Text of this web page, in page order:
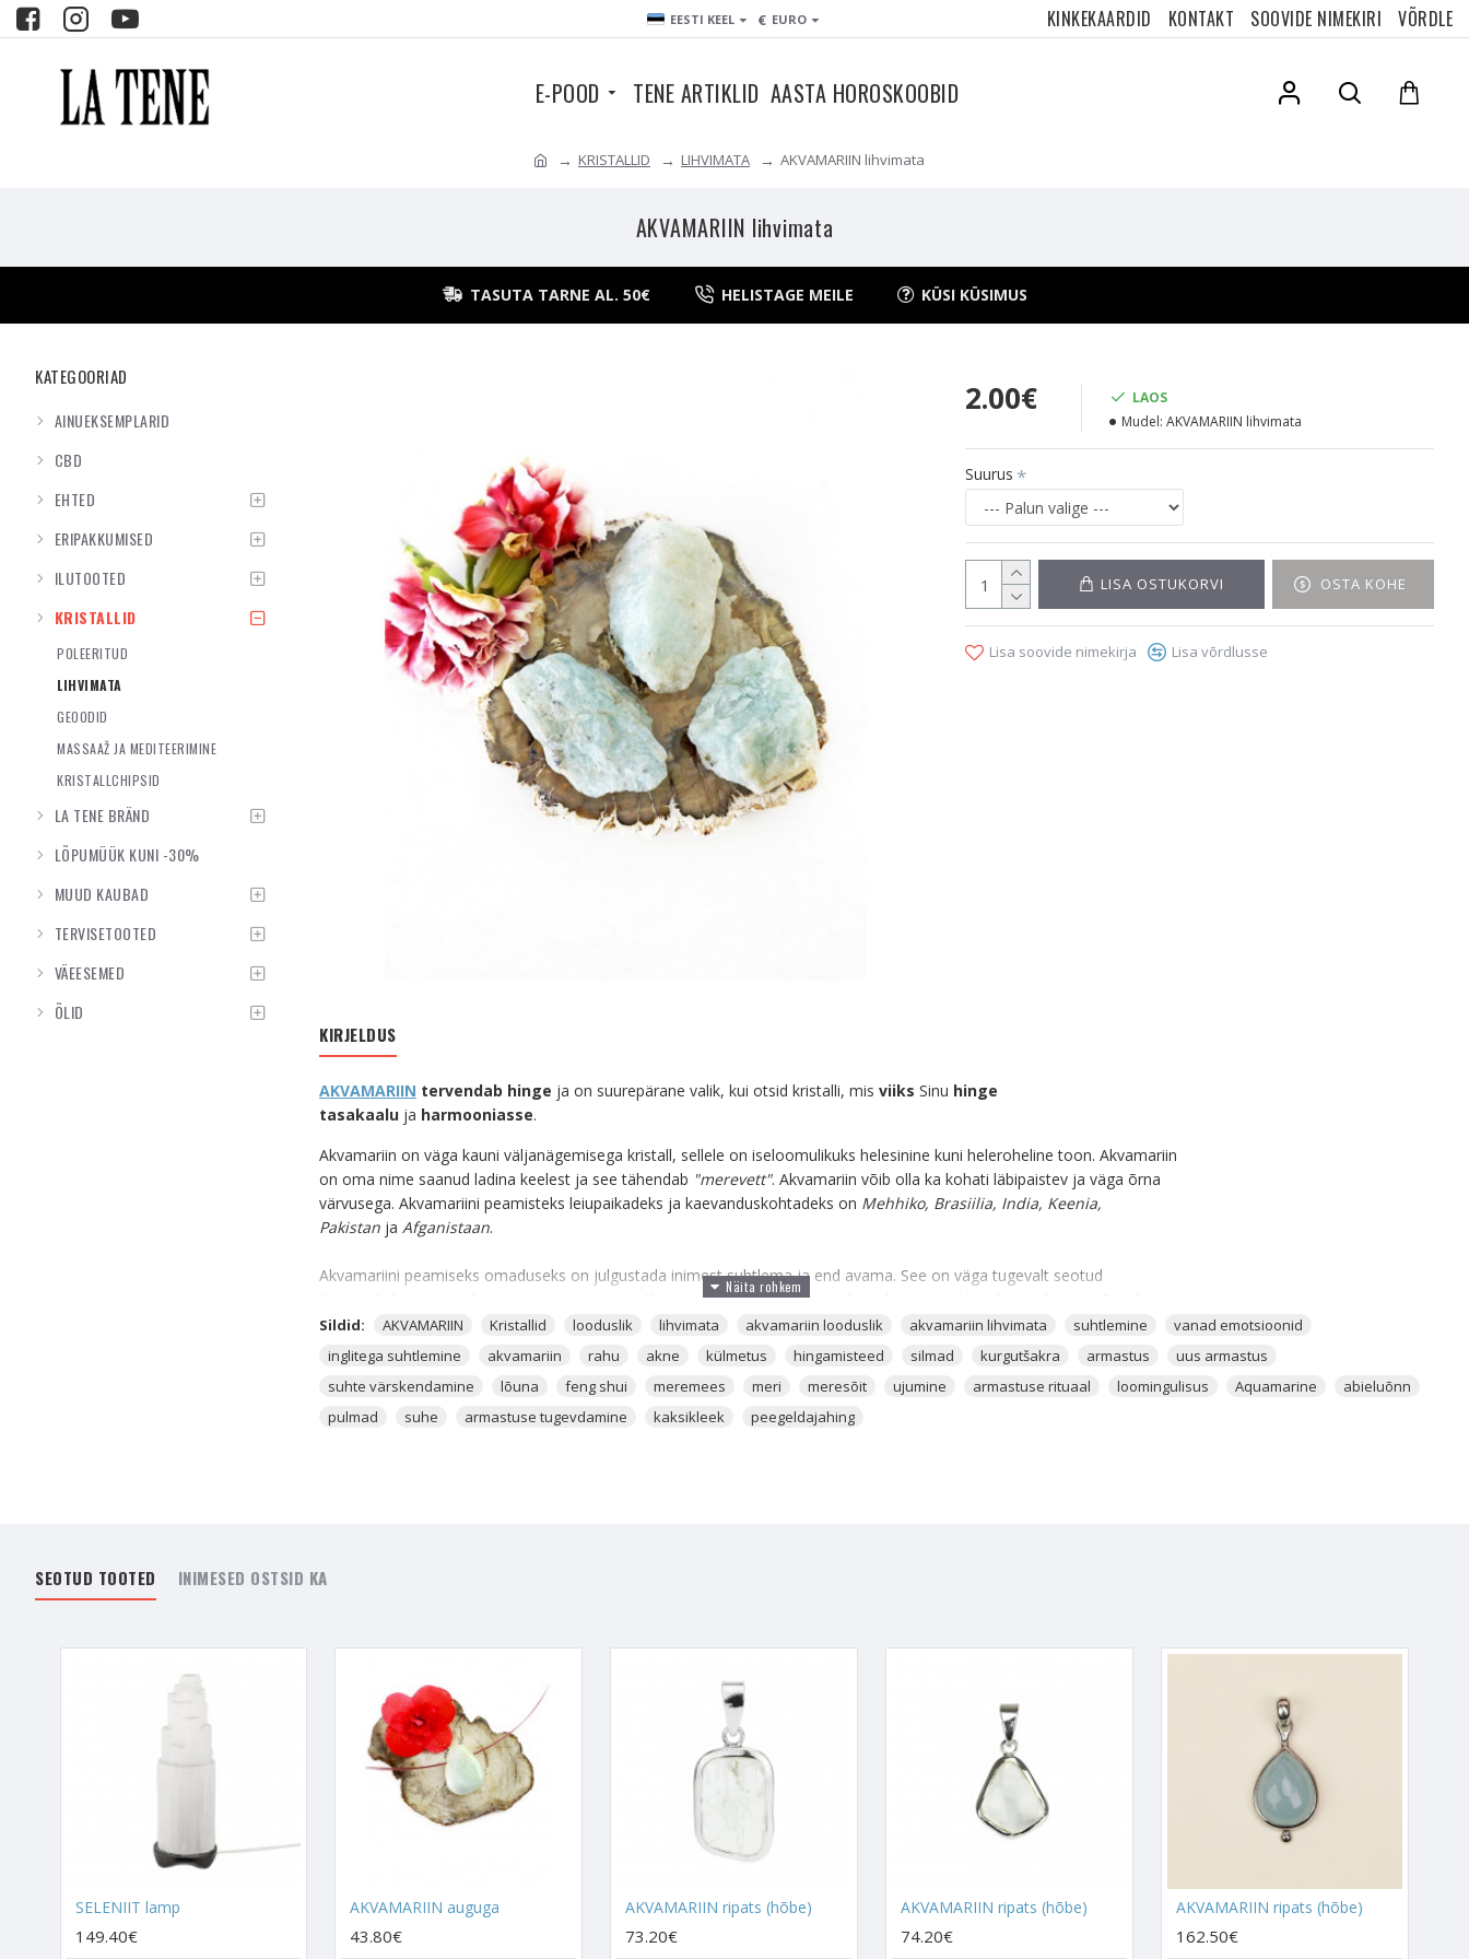
EESTI KEEL € EURO KINKEKAARDID KONTAKT SOOVIDE NIMEKIRI VÕRDLE
E-POOD TENE ARTIKLID AASTA HOROSKOOBID
KRISTALLID LIHVIMATA AKVAMARIIN lihvimata
AKVAMARIIN lihvimata
TASUTA TARNE AL. 50€ HELISTAGE MEILE KÜSI KÜSIMUS
KATEGOORIAD
AINUEKSEMPLARID
CBD
EHTED
ERIPAKKUMISED
ILUTOOTED
KRISTALLID
POLEERITUD
LIHVIMATA
GEOODID
MASSAAŽ JA MEDITEERIMINE
KRISTALLCHIPSID
LA TENE BRÄND
LÕPUMÜÜK KUNI -30%
MUUD KAUBAD
TERVISETOOTED
VÄEESEMED
ÕLID
2.00€
LAOS
Mudel: AKVAMARIIN lihvimata
Suurus
LISA OSTUKORVI OSTA KOHE
Lisa soovide nimekirja Lisa võrdlusse
KIRJELDUS
AKVAMARIIN tervendab hinge ja on suurepärane valik, kui otsid kristalli, mis viiks Sinu hinge
tasakaalu ja harmooniasse.
Akvamariin on väga kauni väljanägemisega kristall, sellele on iseloomulikuks helesinine kuni heleroheline toon. Akvamariin
on oma nime saanud ladina keelest ja see tähendab "merevett". Akvamariin võib olla ka kohati läbipaistev ja väga õrna
värvusega. Akvamariini peamisteks leiupaikadeks ja kaevanduskohtadeks on Mehhiko, Brasiilia, India, Keenia,
Pakistan ja Afganistaan.
Akvamariini peamiseks omaduseks on julgustada inimest suhtlema ja end avama. See on väga tugevalt seotud
tervendamisega ja avamisega. Akvamariin annab lootust ja õpetab inimestele seda, et alati on võimalus
millegi saavutamiseks.
Akvamariin kaitseb neid, kes töötavad merel või kes pidevalt sõidavad mere peal. Akvamariin annab oma kaitsekilbi selle
inimese peale, et meri teda endale ei võtaks. Peale selle on Akvamariin ka nende tööedu ja materiaalse õnne krsitalliks.
Selleks, et Akvamariin niiviisi töötaks, siis võiks seda kontaktis nahaga kanda. Kui on aga olemas enda laev, paat või mõni
veesõiduk, siis oleks hea seda kristalli sinna sisse peita.
Akvamariini kristalli kingitakse, kui soovitakse saavutada teineteisemõistmist või soovitakse kallile inimesele öelda, et
alati on võimalus, et elu muutub paremaks. Akvamariin suurendab lootust ja elutahet.
Suhtlemine
Akvamariin on suhtlemise kristall, mis julgustab avameelselt rääkima ja see on kristall, mis aitab sul uusi kontakte luua.
Akvamariin võtab ära hirmu, mis on seotud inimeste mitteusaldamisega ja tervendab komplekse, mis on suhtlemisega
seotud. Akvamariin aitab lahti saada suhtlemise ajal punastamise ja sõnade kinni jäämisega.
Kui sul on vaja tööalaselt väga palju suhelda ja sa tunned, et sul jäävad sõnad kinni või sul ei jookse jutt väga hästi, siis
hoia Akvamariini kristalli enda töölaua peal või kanna seda töö juures kaasas.
Sildid: AKVAMARIIN Kristallid looduslik lihvimata akvamariin looduslik akvamariin lihvimata suhtlemine
vanad emotsioonid
inglitega suhtlemine
akvamariin rahu akne külmetus hingamisteed silmad kurgutšakra armastus
uus armastus
suhte värskendamine
lõuna feng shui meremees meri meresõit ujumine armastuse rituaal loomingulisus Aquamarine
abieluõnn
pulmad
suhe armastuse tugevdamine kaksikleek peegeldajahing
SEOTUD TOOTED INIMESED OSTSID KA
SELENIIT lamp
149.40€
AKVAMARIIN auguga
43.80€
AKVAMARIIN ripats (hõbe)
73.20€
AKVAMARIIN ripats (hõbe)
74.20€
AKVAMARIIN ripats (hõbe)
162.50€